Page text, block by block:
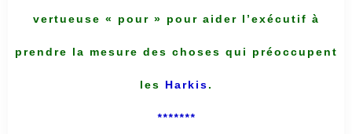
vertueuse « pour » pour aider l’exécutif à
prendre la mesure des choses qui préoccupent
les Harkis.
*******